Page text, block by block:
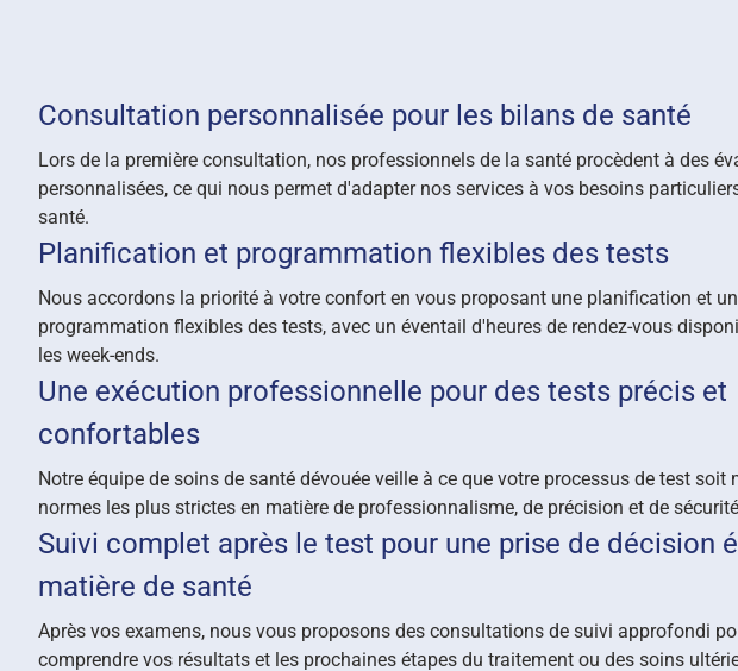
Consultation personnalisée pour les bilans de santé
Lors de la première consultation, nos professionnels de la santé procèdent à des
personnalisées, ce qui nous permet d'adapter nos services à vos besoins
santé.
Planification et programmation flexibles des tests
Nous accordons la priorité à votre confort en vous proposant une planification et
programmation flexibles des tests, avec un éventail d'heures de rendez-vous
les week-ends.
Une exécution professionnelle pour des tests précis et
confortables
Notre équipe de soins de santé dévouée veille à ce que votre processus de test soit
normes les plus strictes en matière de professionnalisme, de précision et de
Suivi complet après le test pour une prise de décision
matière de santé
Après vos examens, nous vous proposons des consultations de suivi approfondi
comprendre vos résultats et les prochaines étapes du traitement ou des soins